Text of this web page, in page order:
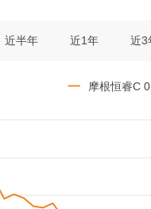
近半年 近1年 近3
一 摩根恒睿C